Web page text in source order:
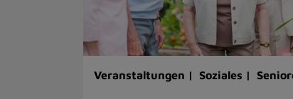
Veranstaltungen | Soziales |